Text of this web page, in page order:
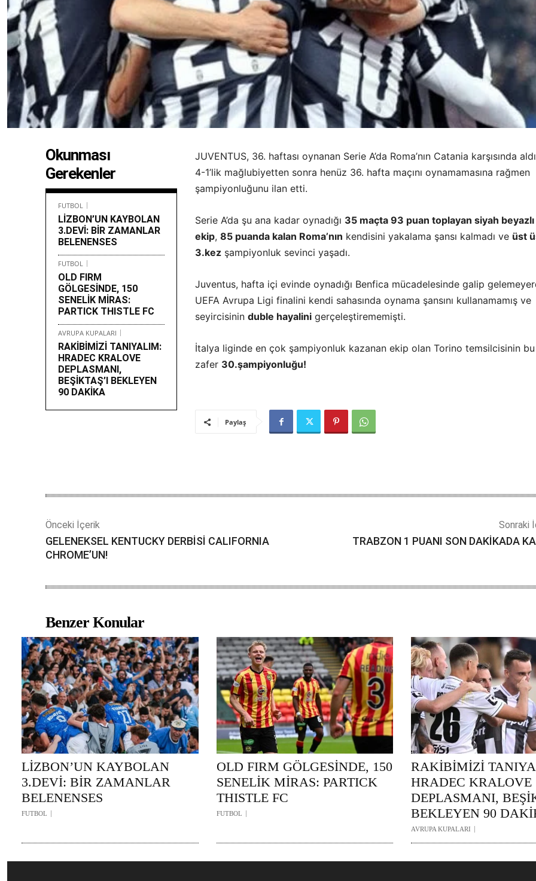
Okunması
Gerekenler
FUTBOL
LİZBON’UN KAYBOLAN
3.DEVİ: BİR ZAMANLAR
BELENENSES
FUTBOL
OLD FIRM
GÖLGESİNDE, 150
SENELİK MİRAS:
PARTICK THISTLE FC
AVRUPA KUPALARI
RAKİBİMİZİ TANIYALIM:
HRADEC KRALOVE
DEPLASMANI,
BEŞİKTAŞ’I BEKLEYEN
90 DAKİKA
JUVENTUS, 36. haftası oynanan Serie A’da Roma’nın Catania karşısında
4-1’lik mağlubiyetten sonra henüz 36. hafta maçını oynamamasına rağmen
şampiyonluğunu ilan etti.
Serie A’da şu ana kadar oynadığı 35 maçta 93 puan toplayan siyah beyazlı
ekip, 85 puanda kalan Roma’nın kendisini yakalama şansı kalmadı ve üst
3.kez şampiyonluk sevinci yaşadı.
Juventus, hafta içi evinde oynadığı Benfica mücadelesinde galip
UEFA Avrupa Ligi finalini kendi sahasında oynama şansını kullanamamış ve
seyircisinin duble hayalini gerçeleştirememişti.
İtalya liginde en çok şampiyonluk kazanan ekip olan Torino temsilcisinin bu
zafer 30.şampiyonluğu!
Paylaş
Önceki İçerik
GELENEKSEL KENTUCKY DERBİSİ CALIFORNIA
CHROME’UN!
Sonraki
TRABZON 1 PUANI SON DAKİKADA
Benzer Konular
LİZBON’UN KAYBOLAN
3.DEVİ: BİR ZAMANLAR
BELENENSES
FUTBOL
OLD FIRM GÖLGESİNDE, 150
SENELİK MİRAS: PARTICK
THISTLE FC
FUTBOL
RAKİBİMİZİ
HRADEC KRALOVE
DEPLASMANI,
BEKLEYEN 90
AVRUPA KUPALARI